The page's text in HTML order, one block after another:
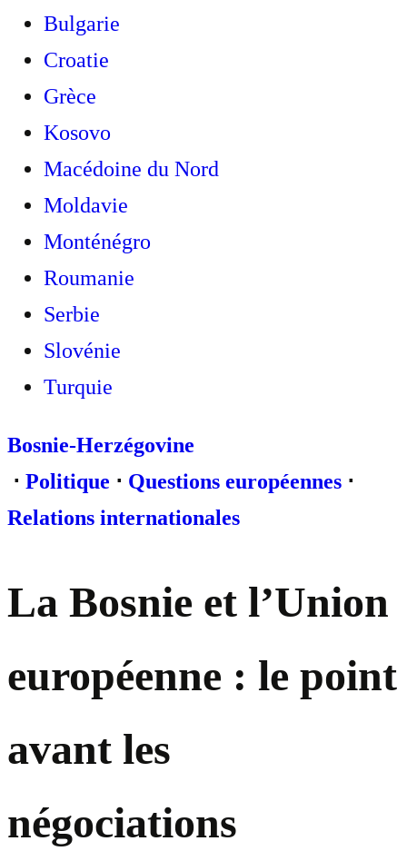
Bulgarie
Croatie
Grèce
Kosovo
Macédoine du Nord
Moldavie
Monténégro
Roumanie
Serbie
Slovénie
Turquie
Bosnie-Herzégovine
⋅ Politique ⋅ Questions européennes ⋅
Relations internationales
La Bosnie et l’Union
européenne : le point
avant les
négociations